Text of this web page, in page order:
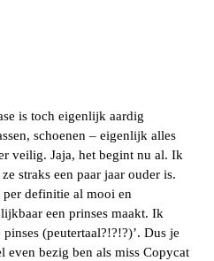
is toch eigenlijk aardig
schoenen – eigenlijk alles
veilig. Jaja, het begint nu al. Ik
straks een paar jaar ouder is.
definitie al mooi en
een prinses maakt. Ik
(peutertaal?!?!?)’. Dus je
even bezig ben als miss Copycat